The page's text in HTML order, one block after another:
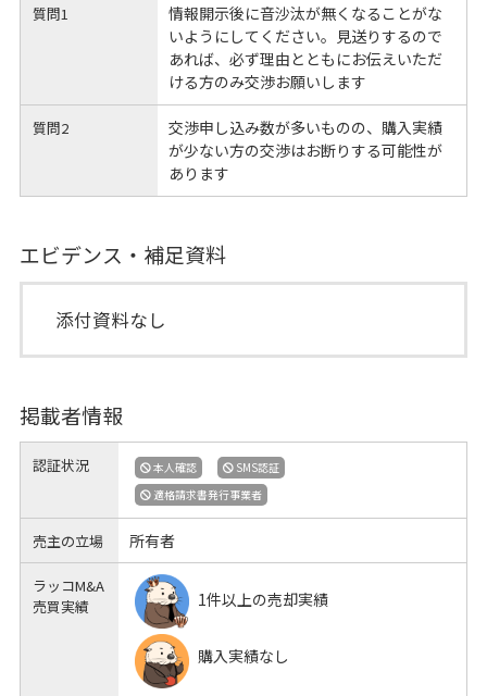
質問1
情報開示後に音沙汰が無くなることがな
いようにしてください。見送りするので
あれば、必ず理由とともにお伝えいただ
ける方のみ交渉お願いします
質問2
交渉申し込み数が多いものの、購入実績
が少ない方の交渉はお断りする可能性が
あります
エビデンス・補足資料
添付資料なし
掲載者情報
認証状況 本人確認
SMS認証
適格請求書発行事業者
売主の立場 所有者
ラッコM&A
売買実績
1件以上の売却実績
購入実績なし